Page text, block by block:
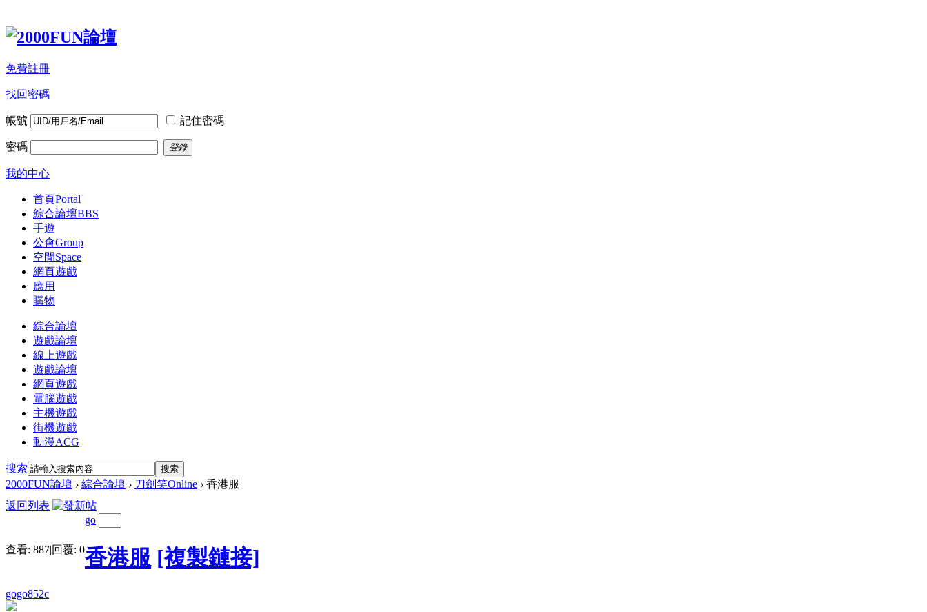
免費註冊
找回密碼
帳號 記住密碼
密碼 登錄
我的中心
首頁Portal
綜合論壇BBS
手遊
公會Group
空間Space
網頁遊戲
應用
購物
綜合論壇
遊戲論壇
線上遊戲
遊戲論壇
網頁遊戲
電腦遊戲
主機遊戲
街機遊戲
動漫ACG
搜索 搜索
2000FUN論壇 › 綜合論壇 › 刀劍笑Online › 香港服
返回列表
查看: 887|回覆: 0
go
香港服 [複製鏈接]
gogo852c